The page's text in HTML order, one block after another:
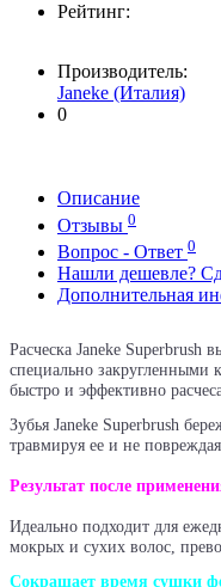
Рейтинг:
Производитель:
Janeke (Италия)
0
Описание
Отзывы 0
Вопрос - Ответ 0
Нашли дешевле?
Дополнительная
Расческа Janeke Superbrush
специально закругленными
быстро и эффективно
Зубья Janeke Superbrush
травмируя ее и не
Результат после
Идеально подходит для
мокрых и сухих волос,
Сокращает время сушки